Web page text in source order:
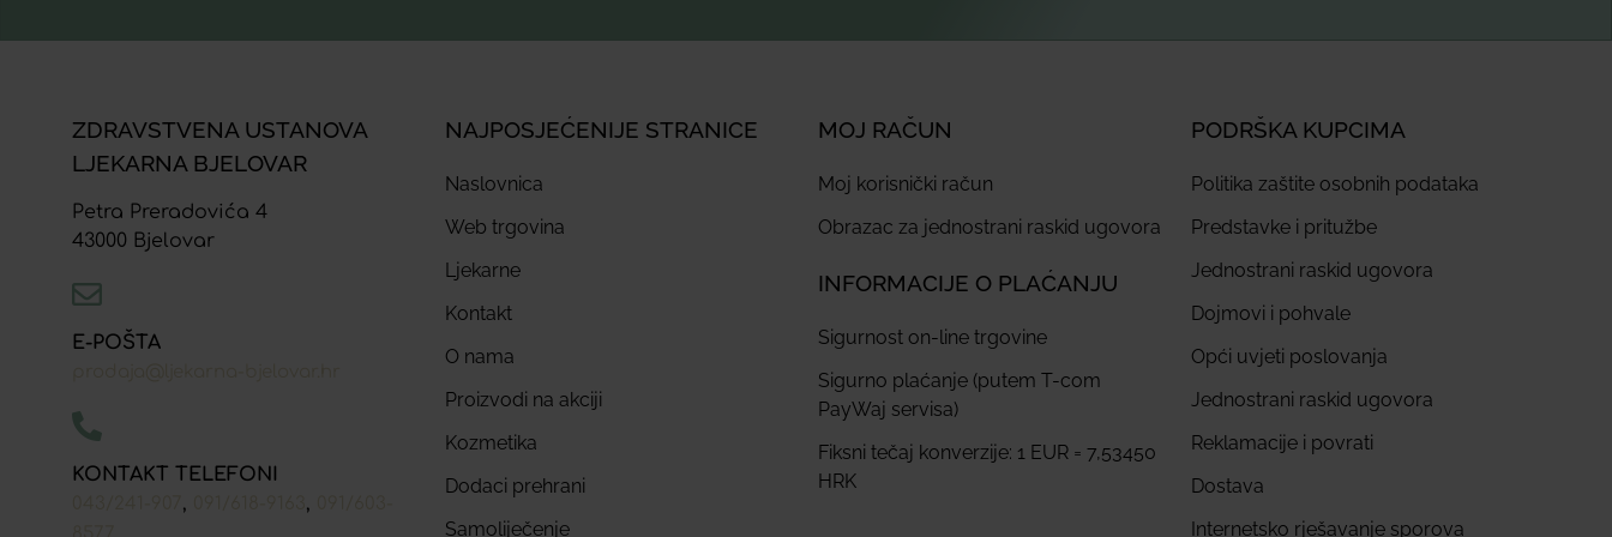
ZDRAVSTVENA USTANOVA
LJEKARNA BJELOVAR
Petra Preradovića 4
43000 Bjelovar
E-POŠTA
KONTAKT TELEFONI
, ,
NAJPOSJEĆENIJE STRANICE
Naslovnica
Web trgovina
Ljekarne
Kontakt
O nama
Proizvodi na akciji
Kozmetika
Dodaci prehrani
Samoliječenje
MOJ RAČUN
Moj korisnički račun
Obrazac za jednostrani raskid ugovora
INFORMACIJE O PLAĆANJU
Sigurnost on-line trgovine
Sigurno plaćanje (putem T-com
PayWaj servisa)
Fiksni tečaj konverzije: 1 EUR = 7,53450
HRK
PODRŠKA KUPCIMA
Politika zaštite osobnih podataka
Predstavke i pritužbe
Jednostrani raskid ugovora
Dojmovi i pohvale
Opći uvjeti poslovanja
Jednostrani raskid ugovora
Reklamacije i povrati
Dostava
Internetsko rješavanje sporova